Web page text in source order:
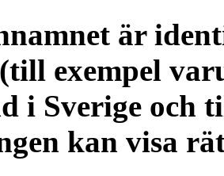
är
exempel
i Sverige och
kan visa